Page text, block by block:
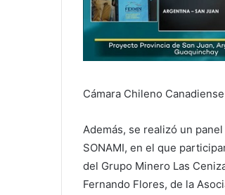
Cámara Chileno
Además, se realizó un
SONAMI, en el que
del Grupo Minero Las
Fernando Flores, de la